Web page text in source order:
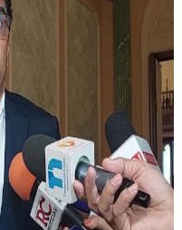
Desatanudos en Villa
Montero presenta
designado
VIP celebra
DOMINICANO
y lleva soluciones